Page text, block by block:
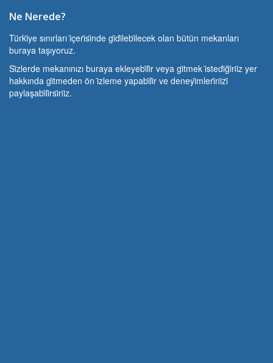
Ne Nerede?
Türki̇ye sınırları i̇çeri̇si̇nde gi̇di̇lebi̇lecek olan bütün mekanları
buraya taşıyoruz.
Si̇zlerde mekanınızı buraya ekleyebi̇li̇r veya gi̇tmek i̇stedi̇ği̇ni̇z yer
hakkında gi̇tmeden ön i̇zleme yapabi̇li̇r ve deneyi̇mleri̇ni̇zi̇
paylaşabi̇li̇rsi̇ni̇z.